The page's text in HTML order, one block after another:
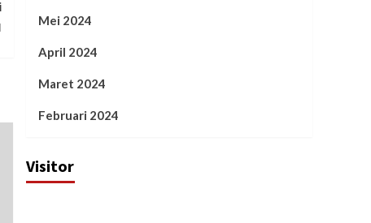
Mei 2024
April 2024
Maret 2024
Februari 2024
Visitor